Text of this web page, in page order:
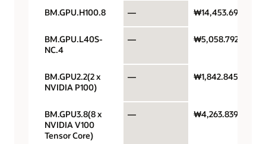
BM.GPU.H100.8 — ₩14,453.692
BM.GPU.L40S-
NC.4
— ₩5,058.7922
BM.GPU2.2(2 x
NVIDIA P100)
— ₩1,842.84573
BM.GPU3.8(8 x
NVIDIA V100
Tensor Core)
— ₩4,263.83914